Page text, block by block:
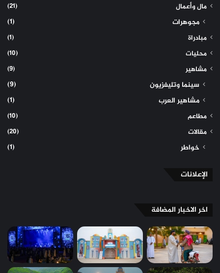
مال وأعمال
(21)
مجوهرات (1)
مبادراة
(1)
محليات
(10)
مشاهير
(9)
سينما وتليفزيون
(9)
مشاهير العرب
(1)
مطاعم
(10)
مقالات
(20)
خواطر (1)
الإعلانات
اخر الاخبار المضافة